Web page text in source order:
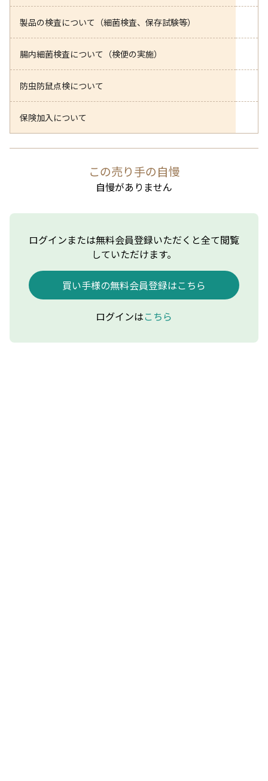
製品の検査について（細菌検査、保存試験等）
腸内細菌検査について（検便の実施）
防虫防鼠点検について
保険加入について
この売り手の自慢
自慢がありません
ログインまたは無料会員登録いただくと全て閲覧
していただけます。
買い手様の無料会員登録はこちら
ログインはこちら